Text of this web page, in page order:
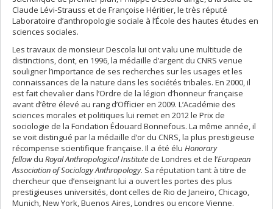
Claude Lévi-Strauss et de Françoise Héritier, le très réputé
Laboratoire d’anthropologie sociale à l’École des hautes études en
sciences sociales.
Les travaux de monsieur Descola lui ont valu une multitude de
distinctions, dont, en 1996, la médaille d’argent du CNRS venue
souligner l’importance de ses recherches sur les usages et les
connaissances de la nature dans les sociétés tribales. En 2000, il
est fait chevalier dans l’Ordre de la légion d’honneur française
avant d’être élevé au rang d’Officier en 2009. L’Académie des
sciences morales et politiques lui remet en 2012 le Prix de
sociologie de la Fondation Édouard Bonnefous. La même année, il
se voit distingué par la médaille d’or du CNRS, la plus prestigieuse
récompense scientifique française. Il a été élu Honorary
fellowdu Royal Anthropological Institute de Londres et de l’European
Association of Sociology Anthropology. Sa réputation tant à titre de
chercheur que d’enseignant lui a ouvert les portes des plus
prestigieuses universités, dont celles de Rio de Janeiro, Chicago,
Munich, New York, Buenos Aires, Londres ou encore Vienne.